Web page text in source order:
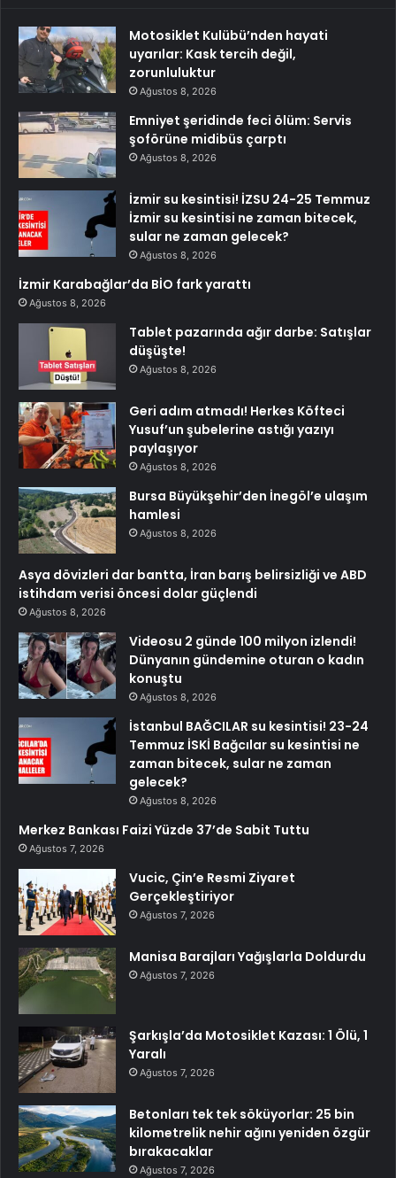
Motosiklet Kulübü’nden hayati
uyarılar: Kask tercih değil,
zorunluluktur
Ağustos 8, 2026
Emniyet şeridinde feci ölüm: Servis
şoförüne midibüs çarptı
Ağustos 8, 2026
İzmir su kesintisi! İZSU 24-25 Temmuz
İzmir su kesintisi ne zaman bitecek,
sular ne zaman gelecek?
Ağustos 8, 2026
İzmir Karabağlar’da BİO fark yarattı
Ağustos 8, 2026
Tablet pazarında ağır darbe: Satışlar
düşüşte!
Ağustos 8, 2026
Geri adım atmadı! Herkes Köfteci
Yusuf’un şubelerine astığı yazıyı
paylaşıyor
Ağustos 8, 2026
Bursa Büyükşehir’den İnegöl’e ulaşım
hamlesi
Ağustos 8, 2026
Asya dövizleri dar bantta, İran barış belirsizliği ve ABD
istihdam verisi öncesi dolar güçlendi
Ağustos 8, 2026
Videosu 2 günde 100 milyon izlendi!
Dünyanın gündemine oturan o kadın
konuştu
Ağustos 8, 2026
İstanbul BAĞCILAR su kesintisi! 23-24
Temmuz İSKİ Bağcılar su kesintisi ne
zaman bitecek, sular ne zaman
gelecek?
Ağustos 8, 2026
Merkez Bankası Faizi Yüzde 37’de Sabit Tuttu
Ağustos 7, 2026
Vucic, Çin’e Resmi Ziyaret
Gerçekleştiriyor
Ağustos 7, 2026
Manisa Barajları Yağışlarla Doldurdu
Ağustos 7, 2026
Şarkışla’da Motosiklet Kazası: 1 Ölü, 1
Yaralı
Ağustos 7, 2026
Betonları tek tek söküyorlar: 25 bin
kilometrelik nehir ağını yeniden özgür
bırakacaklar
Ağustos 7, 2026